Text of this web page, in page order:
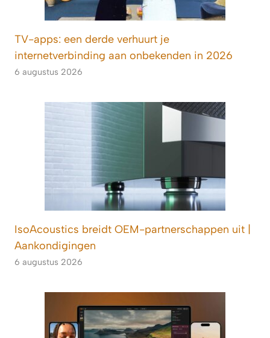
TV-apps: een derde verhuurt je
internetverbinding aan onbekenden in 2026
6 augustus 2026
IsoAcoustics breidt OEM-partnerschappen uit |
Aankondigingen
6 augustus 2026